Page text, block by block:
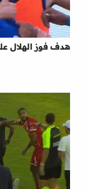
هدف فوز الهلال علي الاتحاد